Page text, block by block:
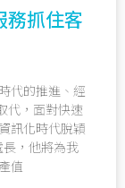
務抓住客
代的推進、經
代，面對快速
訊化時代脫穎
，他將為我
值